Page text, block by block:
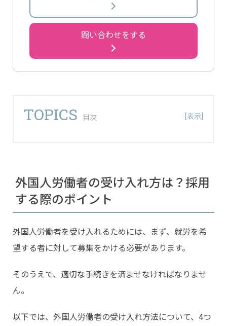
問い合わせをする
TOPICS
3 外国人労働者に働いてもらう場合の注意点
4 外国人労働者を受け入れるときは適切な求人媒体に相
談してみよう
外国人労働者の受け入れ方は？採用
する際のポイント
外国人労働者を受け入れるためには、まず、就労を希
望する者に対して募集をかける必要があります。
そのうえで、適切な手続きを済ませなければなりませ
ん。
以下では、外国人労働者の受け入れ方法について、4つ